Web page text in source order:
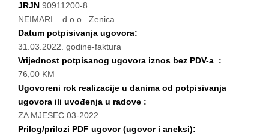
JRJN 90911200-8
NEIMARI d.o.o. Zenica
Datum potpisivanja ugovora:
31.03.2022. godine-faktura
Vrijednost potpisanog ugovora iznos bez PDV-a :
76,00 KM
Ugovoreni rok realizacije u danima od potpisivanja
ugovora ili uvođenja u radove :
ZA MJESEC 03-2022
Prilog/prilozi PDF ugovor (ugovor i aneksi):